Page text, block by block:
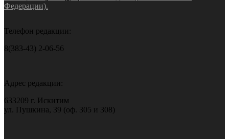
Федерации).
Телефон редакции:
8(383-43) 2-06-56
Адрес редакции:
633209 г. Искитим
ул. Пушкина, 39 (оф. 305 и 308)